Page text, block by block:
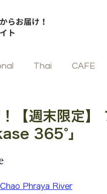
らお届け！
ト
Thai CAFE
【週末限定】
365°」
Phraya River